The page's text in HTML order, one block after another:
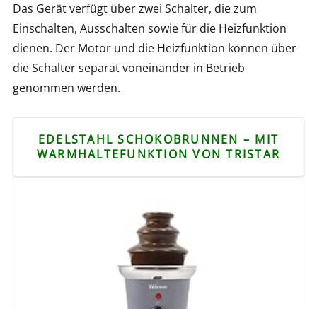
Das Gerät verfügt über zwei Schalter, die zum
Einschalten, Ausschalten sowie für die Heizfunktion
dienen. Der Motor und die Heizfunktion können über
die Schalter separat voneinander in Betrieb
genommen werden.
EDELSTAHL SCHOKOBRUNNEN – MIT
WARMHALTEFUNKTION VON TRISTAR